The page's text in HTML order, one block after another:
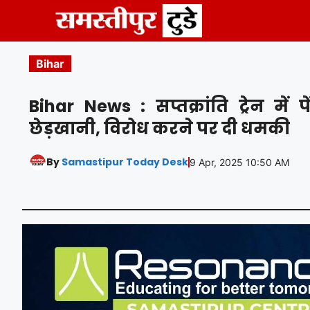
content
Bihar
Bihar News : सप्तक्रांति ट्रेन में
छेड़खानी, विरोध करने पर दी धमकी
By Samastipur Today Desk9 Apr, 2025 10:50 AM